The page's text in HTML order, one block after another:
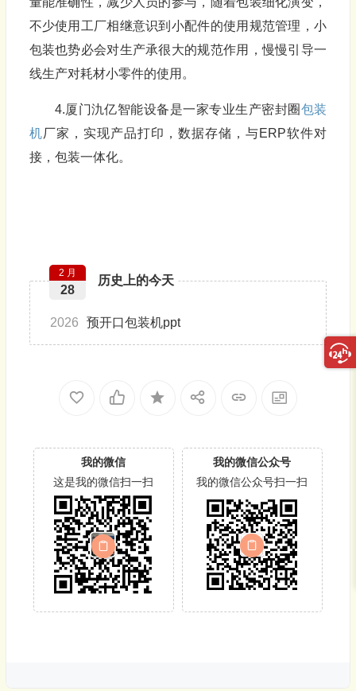
不少使用工厂相继意识到小配件的使用规范管理，小
包装也势必会对生产承很大的规范作用，慢慢引导一
线生产对耗材小零件的使用。
4.厦门氿亿智能设备是一家专业生产密封圈包装
机厂家，实现产品打印，数据存储，与ERP软件对
接，包装一体化。
历史上的今天
2 月
28
2026 预开口包装机ppt
我的微信
这是我的微信扫一扫
我的微信公众号
我的微信公众号扫一扫